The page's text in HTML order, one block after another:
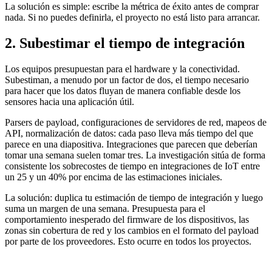
La solución es simple: escribe la métrica de éxito antes de comprar
nada. Si no puedes definirla, el proyecto no está listo para arrancar.
2. Subestimar el tiempo de integración
Los equipos presupuestan para el hardware y la conectividad.
Subestiman, a menudo por un factor de dos, el tiempo necesario
para hacer que los datos fluyan de manera confiable desde los
sensores hacia una aplicación útil.
Parsers de payload, configuraciones de servidores de red, mapeos de
API, normalización de datos: cada paso lleva más tiempo del que
parece en una diapositiva. Integraciones que parecen que deberían
tomar una semana suelen tomar tres. La investigación sitúa de forma
consistente los sobrecostes de tiempo en integraciones de IoT entre
un 25 y un 40% por encima de las estimaciones iniciales.
La solución: duplica tu estimación de tiempo de integración y luego
suma un margen de una semana. Presupuesta para el
comportamiento inesperado del firmware de los dispositivos, las
zonas sin cobertura de red y los cambios en el formato del payload
por parte de los proveedores. Esto ocurre en todos los proyectos.